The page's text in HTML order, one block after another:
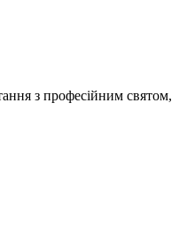
з професійним святом,